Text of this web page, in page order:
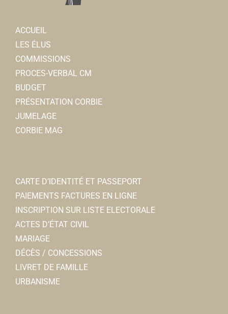
ACCUEIL
LES ÉLUS
COMMISSIONS
PROCES-VERBAL CM
BUDGET
PRÉSENTATION CORBIE
JUMELAGE
CORBIE MAG
CARTE D’IDENTITÉ ET PASSEPORT
PAIEMENTS FACTURES EN LIGNE
INSCRIPTION SUR LISTE ELECTORALE
ACTES D’ÉTAT CIVIL
MARIAGE
DÉCÈS / CONCESSIONS
LIVRET DE FAMILLE
URBANISME